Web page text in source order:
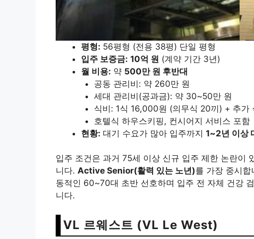
평형: 56평형 (전용 38평) 단일 평형
입주 보증금: 10억 원 (계약 기간 3년)
월 비용: 약 500만 원 후반대
공동 관리비: 약 260만 원
세대 관리비(공과금): 약 30~50만 원
식비: 1식 16,000원 (의무식 20끼) + 추가
호텔식 하우스키핑, 컨시어지 서비스 포함
현황: 대기 수요가 많아 입주까지 1~2년 이상
입주 조건은 과거 75세 이상 신규 입주 제한 논란이
니다. Active Senior(활력 있는 노년)를 가장 중시
동적인 60~70대 초반 선호하며 입주 전 자체 건강
니다.
VL 르웨스트 (VL Le West)